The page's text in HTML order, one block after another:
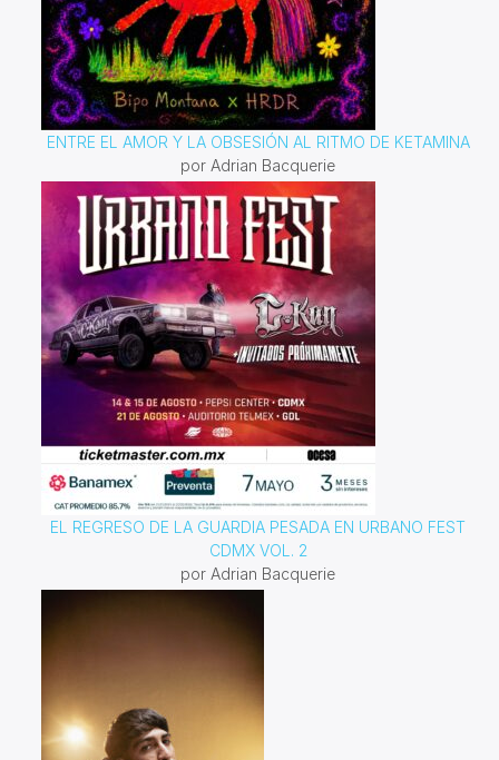
ENTRE EL AMOR Y LA OBSESIÓN AL RITMO DE KETAMINA
por Adrian Bacquerie
EL REGRESO DE LA GUARDIA PESADA EN URBANO FEST
CDMX VOL. 2
por Adrian Bacquerie